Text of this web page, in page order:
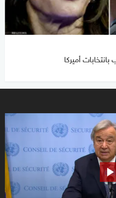
أميركا
0
of
58
seconds